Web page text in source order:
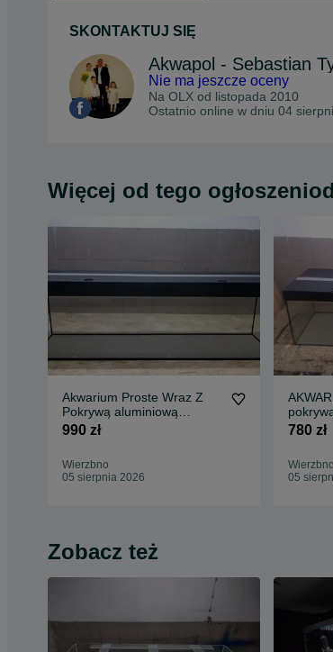
SKONTAKTUJ SIĘ
Akwapol - Sebastian
Nie ma jeszcze oceny
Na OLX od listopada 2010
Ostatnio online w dniu 04
Więcej od tego
Akwarium Proste Wraz Z
Pokrywą aluminiową
120x40x50 - 240L
990 zł
Wierzbno
05 sierpnia 2026
780 zł
Wierzbno
05
Zobacz też